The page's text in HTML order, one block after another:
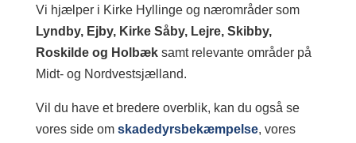
Vi hjælper i Kirke Hyllinge og nærområder som
Lyndby, Ejby, Kirke Såby, Lejre, Skibby,
Roskilde og Holbæksamt relevante områder på
Midt- og Nordvestsjælland.
Vil du have et bredere overblik, kan du også se
vores side om skadedyrsbekæmpelse, vores